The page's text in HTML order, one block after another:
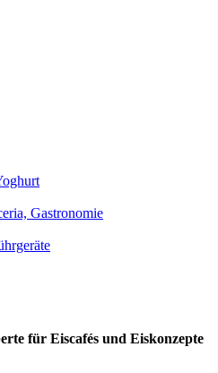
Gastronomie
für Eiscafés und Eiskonzepte